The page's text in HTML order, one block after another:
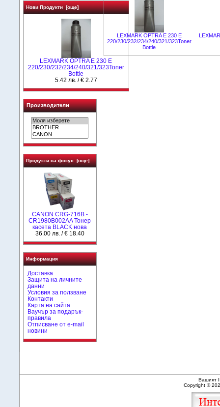
Нови Продукти [още]
LEXMARK OPTRA E 230 E
220/230/232/234/240/321/323Toner
Bottle
5.42 лв. / € 2.77
Производители
Продукти на фокус [още]
CANON CRG-716B -
CR1980B002AA Тонер
касета BLACK нова
36.00 лв. / € 18.40
Информация
Доставка
Защита на личните
данни
Условия за ползване
Контакти
Карта на сайта
Ваучър за подарък-
правила
Отписване от e-mail
новини
LEXMARK OPTRA E 230 E
220/230/232/234/240/321/323Toner
Bottle
Вашият
Copyright ©